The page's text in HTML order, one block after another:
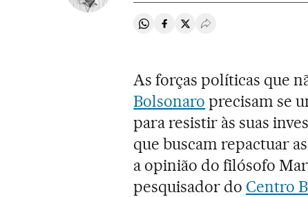
Compartir en Whatsapp
Compartir en Facebook
Compartir en Twitter
Desplegar Redes
As forças políticas que
Bolsonaro precisam se
para resistir às suas
que buscam repactuar
a opinião do filósofo
pesquisador do Centro